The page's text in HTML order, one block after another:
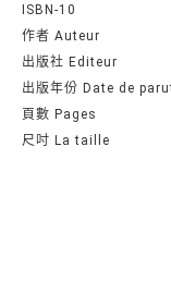
ISBN-10
作者 Auteur
出版社 Editeur
出版年份 Date de
頁數 Pages
尺吋 La taille